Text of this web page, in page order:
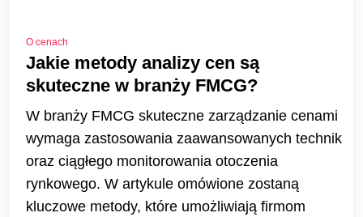
O cenach
Jakie metody analizy cen są
skuteczne w branży FMCG?
W branży FMCG skuteczne zarządzanie cenami
wymaga zastosowania zaawansowanych technik
oraz ciągłego monitorowania otoczenia
rynkowego. W artykule omówione zostaną
kluczowe metody, które umożliwiają firmom